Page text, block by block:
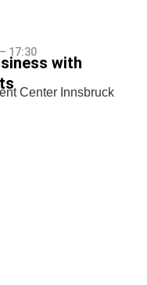
17:30
with
Center Innsbruck